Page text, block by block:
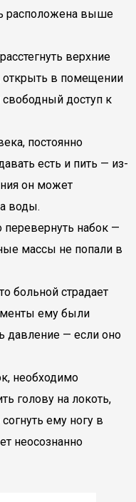
расположена выше
верхние
в помещении
доступ к
постоянно
есть и пить — из-
он может
воды.
набок —
массы не попали в
больной страдает
ему были
давление — если оно
необходимо
голову на локоть,
ему ногу в
неосознанно